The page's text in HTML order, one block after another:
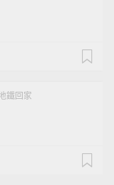
鐵回家